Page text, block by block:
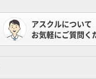
アスクルについて
お気軽にご質問く